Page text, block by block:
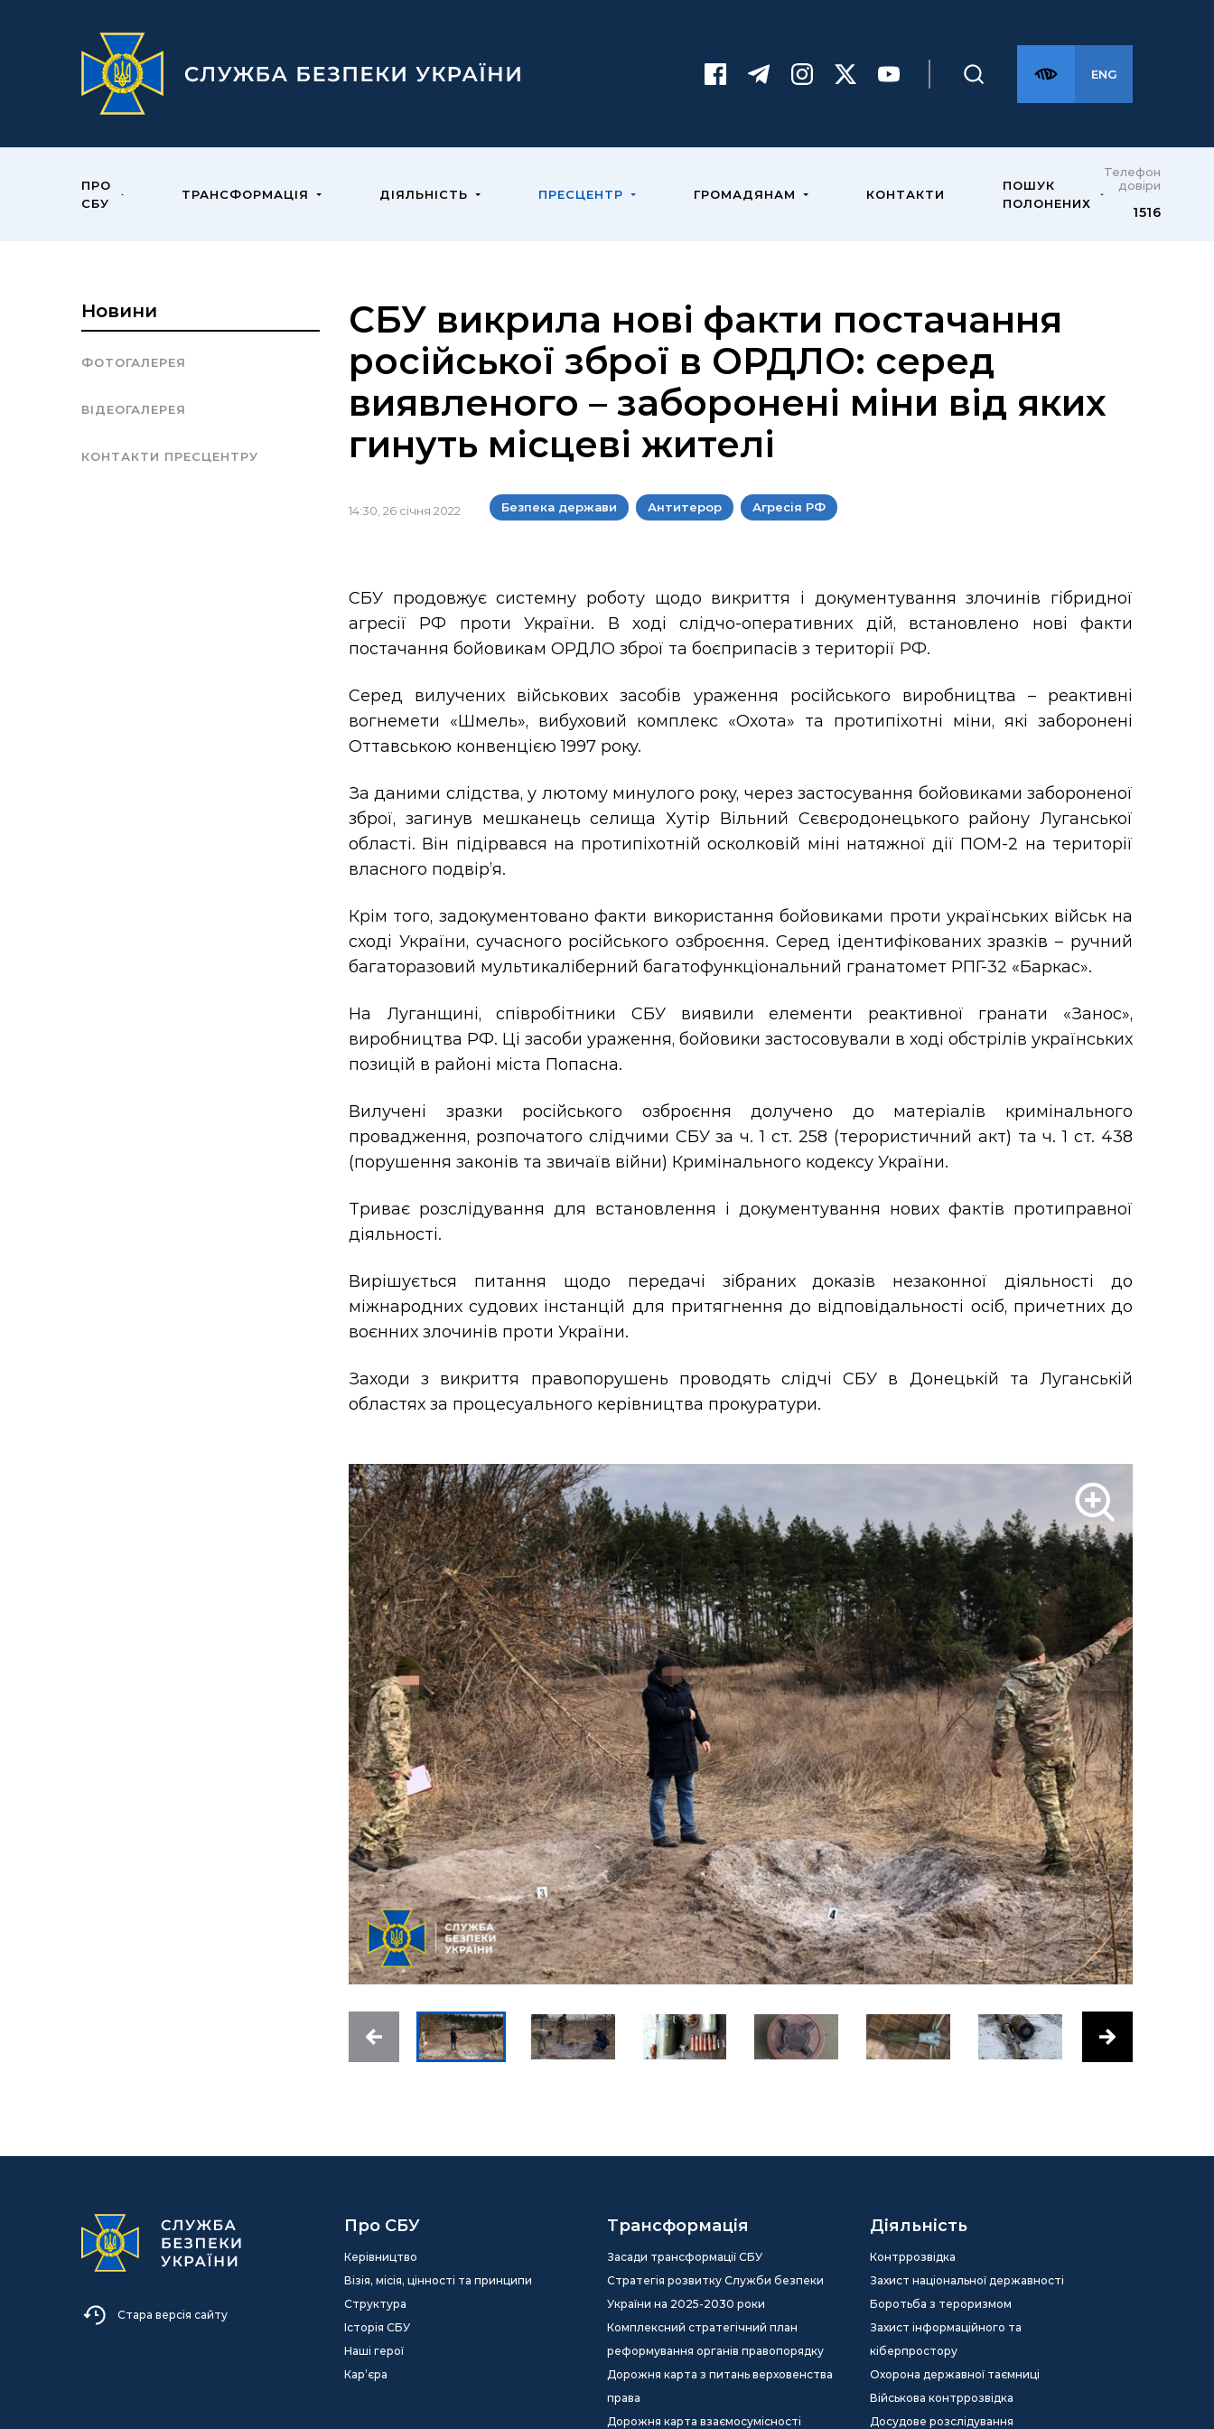
ENG
ПРО
СБУ
ТРАНСФОРМАЦІЯ ДІЯЛЬНІСТЬ ПРЕСЦЕНТР ГРОМАДЯНАМ КОНТАКТИ
ПОШУК
ПОЛОНЕНИХ
Телефон
довіри
1516
Новини
ФОТОГАЛЕРЕЯ
ВІДЕОГАЛЕРЕЯ
КОНТАКТИ ПРЕСЦЕНТРУ
СБУ викрила нові факти постачання
російської зброї в ОРДЛО: серед
виявленого – заборонені міни від яких
гинуть місцеві жителі
14:30, 26 січня 2022 Безпека держави Антитерор Агресія РФ
СБУ продовжує системну роботу щодо викриття і документування злочинів гібридної
агресії РФ проти України. В ході слідчо-оперативних дій, встановлено нові факти
постачання бойовикам ОРДЛО зброї та боєприпасів з території РФ.
Серед вилучених військових засобів ураження російського виробництва – реактивні
вогнемети «Шмель», вибуховий комплекс «Охота» та протипіхотні міни, які заборонені
Оттавською конвенцією 1997 року.
За даними слідства, у лютому минулого року, через застосування бойовиками забороненої
зброї, загинув мешканець селища Хутір Вільний Сєвєродонецького району Луганської
області. Він підірвався на протипіхотній осколковій міні натяжної дії ПОМ-2 на території
власного подвір’я.
Крім того, задокументовано факти використання бойовиками проти українських військ на
сході України, сучасного російського озброєння. Серед ідентифікованих зразків – ручний
багаторазовий мультикаліберний багатофункціональний гранатомет РПГ-32 «Баркас».
На Луганщині, співробітники СБУ виявили елементи реактивної гранати «Занос»,
виробництва РФ. Ці засоби ураження, бойовики застосовували в ході обстрілів українських
позицій в районі міста Попасна.
Вилучені зразки російського озброєння долучено до матеріалів кримінального
провадження, розпочатого слідчими СБУ за ч. 1 ст. 258 (терористичний акт) та ч. 1 ст. 438
(порушення законів та звичаїв війни) Кримінального кодексу України.
Триває розслідування для встановлення і документування нових фактів протиправної
діяльності.
Вирішується питання щодо передачі зібраних доказів незаконної діяльності до
міжнародних судових інстанцій для притягнення до відповідальності осіб, причетних до
воєнних злочинів проти України.
Заходи з викриття правопорушень проводять слідчі СБУ в Донецькій та Луганській
областях за процесуального керівництва прокуратури.
Стара версія сайту
Про СБУ
Керівництво
Візія, місія, цінності та принципи
Структура
Історія СБУ
Наші герої
Кар’єра
Трансформація
Засади трансформації СБУ
Стратегія розвитку Служби безпеки
України на 2025-2030 роки
Комплексний стратегічний план
реформування органів правопорядку
Дорожня карта з питань верховенства
права
Дорожня карта взаємосумісності
Діяльність
Контррозвідка
Захист національної державності
Боротьба з тероризмом
Захист інформаційного та
кіберпростору
Охорона державної таємниці
Військова контррозвідка
Досудове розслідування